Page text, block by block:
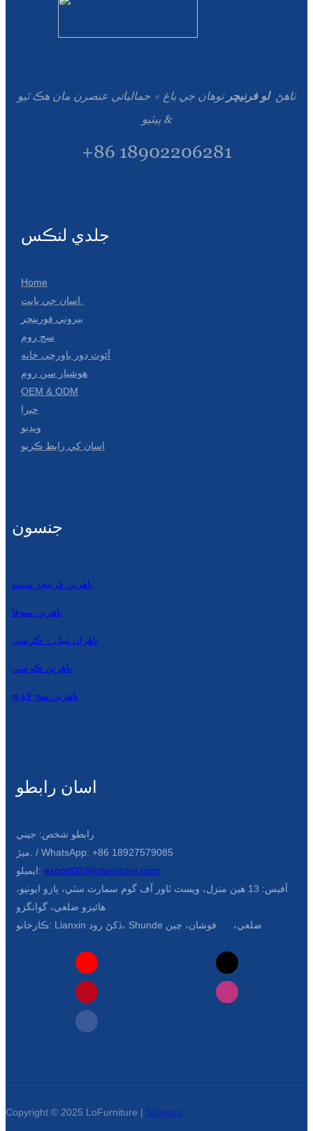
ٺاهڻ لو فرنيچرتوهان جي باغ ۾ جمالياتي عنصرن مان هڪ ٿيو
& پيٽيو
+86 18902206281
جلدي لنڪس
Home
بيروني فورينچر
سج روم
آئوٽ ڊور باورچی خانه
هوشيار سن روم
OEM & ODM
خبرا
ويڊيو
اسان کي رابط ڪريو
جنسون
ٻاهرين فرنيچر سيٽ
ٻاهرين سوفا
ٻاهران ٽيبل ۽ ڪرسي
ٻاهرين ڪرسي
ٻاھرين سج لاؤنج
اسان رابطو
رابطو شخص: جيني
ميڙ. / WhatsApp: +86 18927579085
ايميلو: export02@lofurniture.com
آفيس: 13 هين منزل، ويسٽ ٽاور آف گوم سمارٽ سٽي، پازو ايونيو،
هائيزو ضلعي، گوانگزو
ڪارخانو: Lianxin ڏکڻ روڊ، Shunde ضلعي، فوشان، چين
Copyright © 2025 LoFurniture | Sitemap